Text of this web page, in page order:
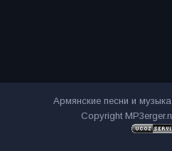
Армянские песни и
Copyright